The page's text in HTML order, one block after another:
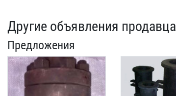
Другие объявления продавца
Предложения